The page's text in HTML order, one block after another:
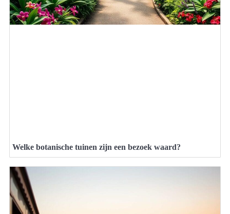
Welke botanische tuinen zijn een bezoek waard?